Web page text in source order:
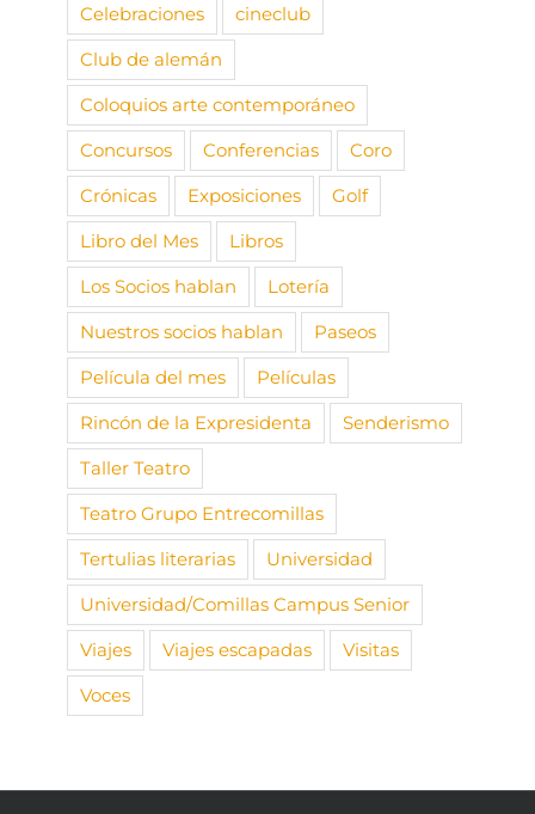
Celebraciones
cineclub
Club de alemán
Coloquios arte contemporáneo
Concursos
Conferencias
Coro
Crónicas
Exposiciones
Golf
Libro del Mes
Libros
Los Socios hablan
Lotería
Nuestros socios hablan
Paseos
Película del mes
Películas
Rincón de la Expresidenta
Senderismo
Taller Teatro
Teatro Grupo Entrecomillas
Tertulias literarias
Universidad
Universidad/Comillas Campus Senior
Viajes
Viajes escapadas
Visitas
Voces